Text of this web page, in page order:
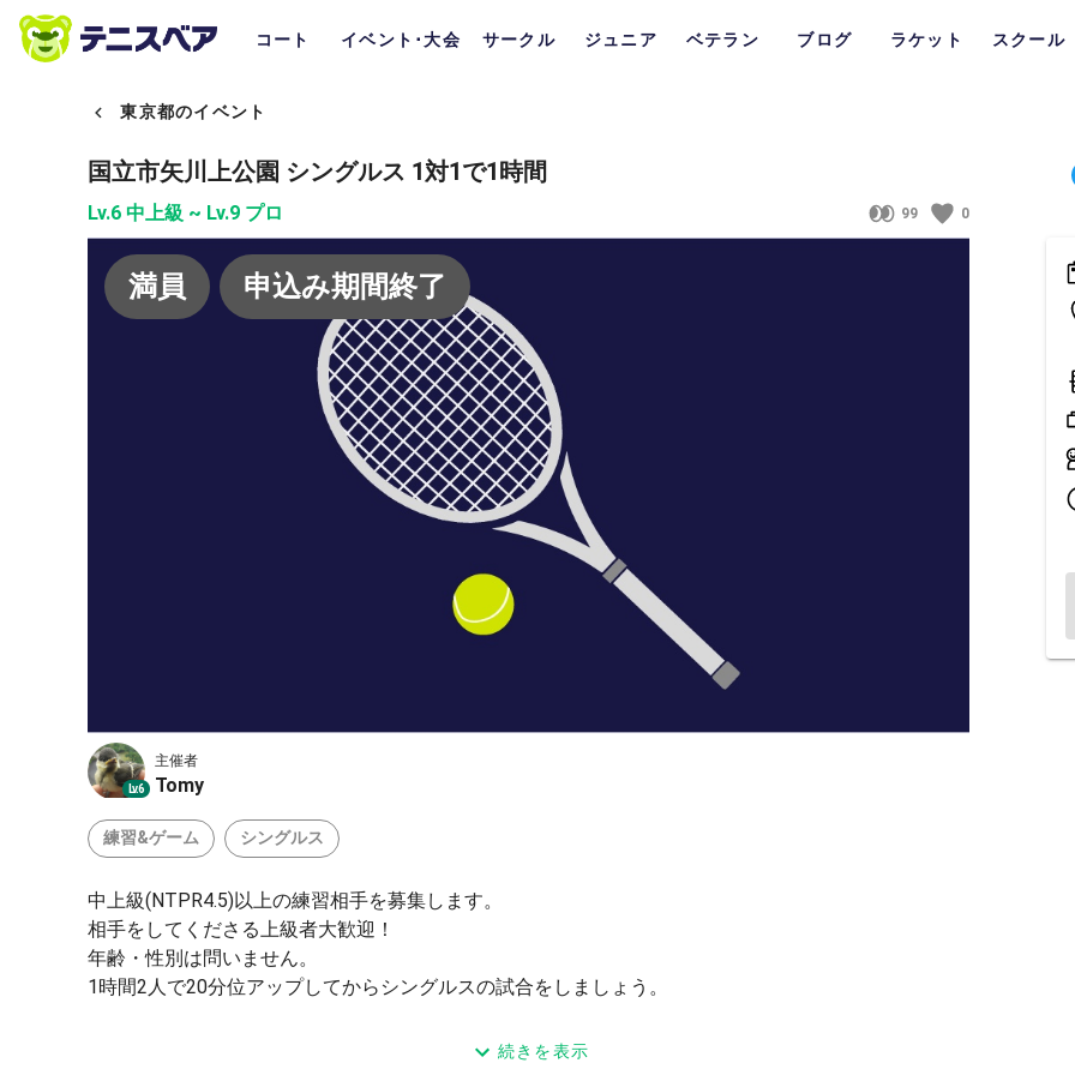
コート イベント･大会 サークル ジュニア ベテラン ブログ ラケット スクール
東京都のイベント
国立市矢川上公園 シングルス 1対1で1時間
Lv.6 中上級 ~ Lv.9 プロ 99 0
満員 申込み期間終了
Lv.6
主催者
Tomy
練習&ゲーム シングルス
中上級(NTPR4.5)以上の練習相手を募集します。
相手をしてくださる上級者大歓迎！
年齢・性別は問いません。
1時間2人で20分位アップしてからシングルスの試合をしましょう。
続きを表示